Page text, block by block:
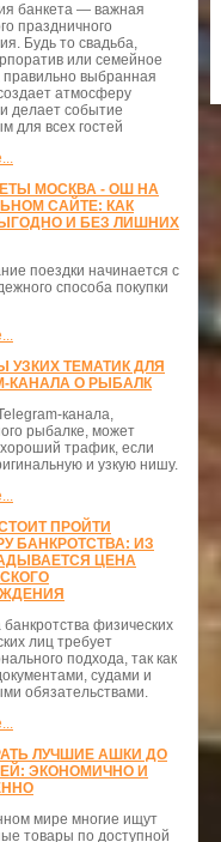
банкета — важная
праздничного
Будь то свадьба,
или семейное
правильно выбранная
атмосферу
делает событие
для всех гостей
МОСКВА - ОШ НА
САЙТЕ: КАК
И БЕЗ ЛИШНИХ
поездки начинается с
способа покупки
УЗКИХ ТЕМАТИК ДЛЯ
КАНАЛА О РЫБАЛК
канала,
рыбалке, может
трафик, если
и узкую нишу.
ПРОЙТИ
БАНКРОТСТВА: ИЗ
ЦЕНА
физических
лиц требует
подхода, так как
судами и
обязательствами.
ЛУЧШИЕ АШКИ ДО
ЭКОНОМИЧНО И
мире многие ищут
товары по доступной